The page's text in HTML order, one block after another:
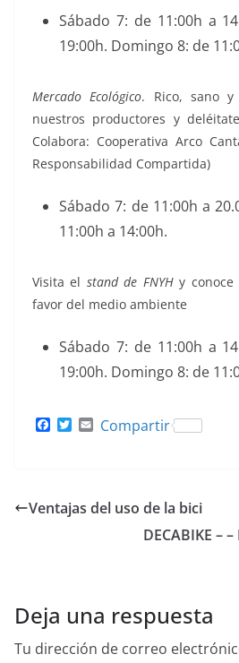
Sábado 7: de 11:00h a
19:00h. Domingo 8: de
Mercado Ecológico. Rico, sano y
nuestros productores y
Colabora: Cooperativa Arco
Responsabilidad Compartida)
Sábado 7: de 11:00h a
11:00h a 14:00h.
Visita el stand de FNYHy conoce
favor del medio ambiente
Sábado 7: de 11:00h a
19:00h. Domingo 8: de
o
T
r
Compartir
Ventajas del uso de la bici
DECABIKE –
Deja una respuesta
Tu dirección de correo